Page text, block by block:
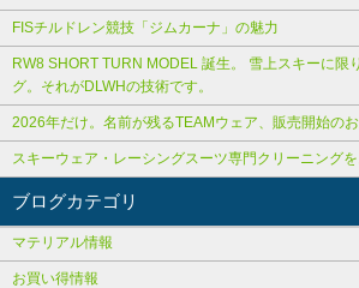
FISチルドレン競技「ジムカーナ」の魅力
RW8 SHORT TURN MODEL 誕生。 雪上スキーに限
グ。それがDLWHの技術です。
2026年だけ。名前が残るTEAMウェア、販売開始の
スキーウェア・レーシングスーツ専門クリーニングを
ブログカテゴリ
マテリアル情報
お買い得情報